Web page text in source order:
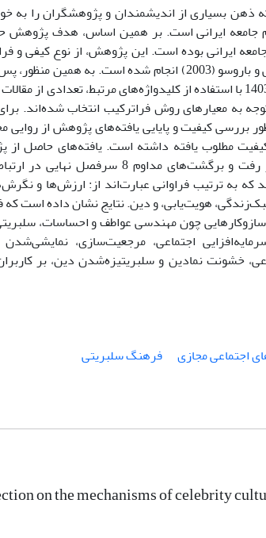
ذهن بسیاری از اندیشمندان و پژوهشگران را به
جامعه ایرانی است. بر همین اساس، هدف پژوهش
ایرانی بوده است. این پژوهش، از نوع کیفی و
استفاده از الگوی هفت مرحله‌ای سندلوسکی و باروسو (2003) انجام شده است.
مطالعات صورت‌گرفته بین سال‌های 1393 تا 1403 با استفاده از کلیدواژه‌های مرتبط،
در نهایت 95 مقاله با توجه به معیارهای روش فراترکیب انتخاب
بررسی کیفیت و پایایی یافته‌های پژوهش از
کیفیت مطلوب یافته داشته است. یافته‌های حاصل
استخراج کدهای متفاوتی انجامید و پس از رفت و برگشت‌های
به ترتیب فراوانی عبارت‌اند از: ارزش‌ها و
هویت‌یابی، و دین. نتایج نشان داده است
سازوکارهایی چون مهندسی عواطف و احساسات،
اجتماعی، مرجعیت‌سازی، نمایشی‌شدن
خشونت نمادین و سلبریتیزه‌شدن دین، بر
اجتماعی مجازی
فرهنگ سلبریتی
on the mechanisms of celebrity